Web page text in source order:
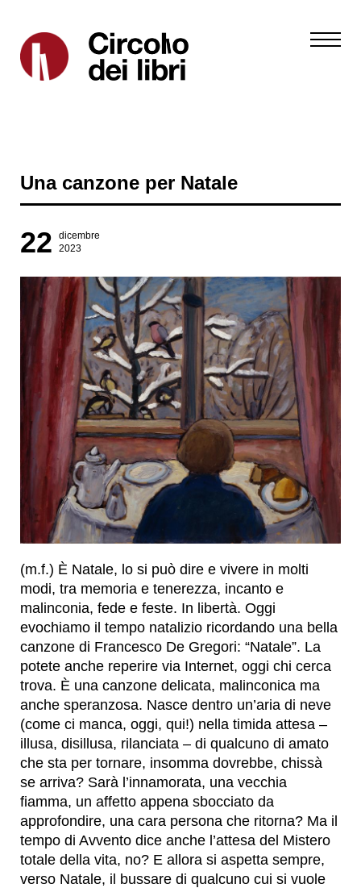
Una canzone per Natale
22
dicembre
2023
(m.f.) È Natale, lo si può dire e vivere in molti
modi, tra memoria e tenerezza, incanto e
malinconia, fede e feste. In libertà. Oggi
evochiamo il tempo natalizio ricordando una bella
canzone di Francesco De Gregori: “Natale”. La
potete anche reperire via Internet, oggi chi cerca
trova. È una canzone delicata, malinconica ma
anche speranzosa. Nasce dentro un’aria di neve
(come ci manca, oggi, qui!) nella timida attesa –
illusa, disillusa, rilanciata – di qualcuno di amato
che sta per tornare, insomma dovrebbe, chissà
se arriva? Sarà l’innamorata, una vecchia
fiamma, un affetto appena sbocciato da
approfondire, una cara persona che ritorna? Ma il
tempo di Avvento dice anche l’attesa del Mistero
totale della vita, no? E allora si aspetta sempre,
verso Natale, il bussare di qualcuno cui si vuole